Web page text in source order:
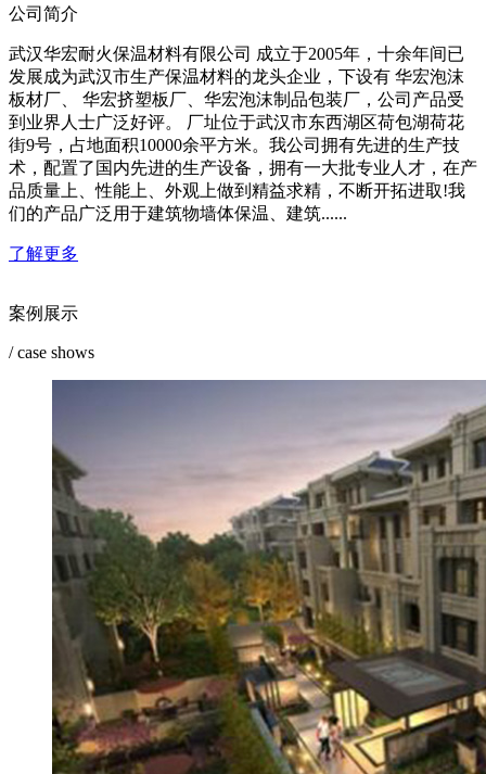
公司简介
武汉华宏耐火保温材料有限公司 成立于2005年，十余年间已
发展成为武汉市生产保温材料的龙头企业，下设有 华宏泡沫
板材厂、 华宏挤塑板厂、华宏泡沫制品包装厂，公司产品受
到业界人士广泛好评。 厂址位于武汉市东西湖区荷包湖荷花
街9号，占地面积10000余平方米。我公司拥有先进的生产技
术，配置了国内先进的生产设备，拥有一大批专业人才，在产
品质量上、性能上、外观上做到精益求精，不断开拓进取!我
们的产品广泛用于建筑物墙体保温、建筑......
了解更多
案例展示
/ case shows